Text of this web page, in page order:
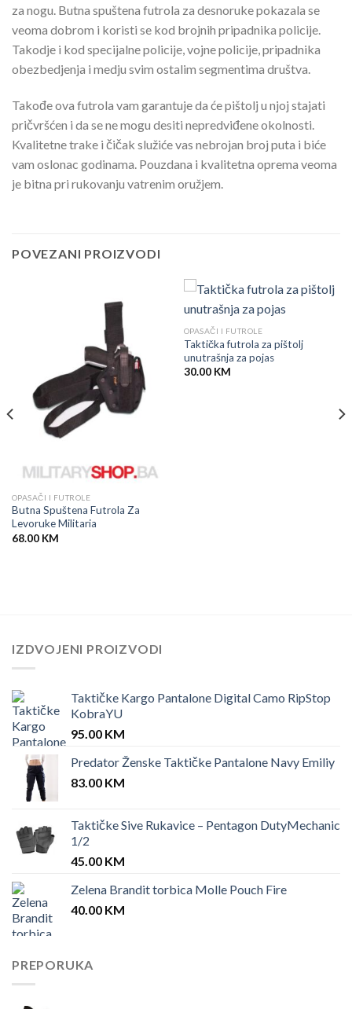
za nogu. Butna spuštena futrola za desnoruke pokazala se
veoma dobrom i koristi se kod brojnih pripadnika policije.
Takodje i kod specijalne policije, vojne policije, pripadnika
obezbedjenja i medju svim ostalim segmentima društva.
Takođe ova futrola vam garantuje da će pištolj u njoj stajati
pričvršćen i da se ne mogu desiti nepredviđene okolnosti.
Kvalitetne trake i čičak služiće vas nebrojan broj puta i biće
vam oslonac godinama. Pouzdana i kvalitetna oprema veoma
je bitna pri rukovanju vatrenim oružjem.
POVEZANI PROIZVODI
OPASAČI I FUTROLE
Butna Spuštena Futrola Za
Levoruke Militaria
68.00 KM
OPASAČI I FUTROLE
Taktička futrola za pištolj
unutrašnja za pojas
30.00 KM
IZDVOJENI PROIZVODI
Taktičke Kargo Pantalone Digital Camo RipStop
KobraYU
95.00 KM
Predator Ženske Taktičke Pantalone Navy Emiliy
83.00 KM
Taktičke Sive Rukavice – Pentagon DutyMechanic
1/2
45.00 KM
Zelena Brandit torbica Molle Pouch Fire
40.00 KM
PREPORUKA